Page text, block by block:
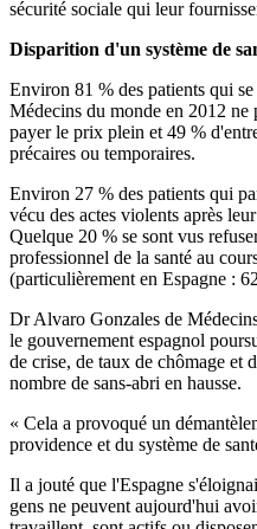
sécurité sociale qui leur
Disparition d'un système de
Environ 81 % des patients qui
Médecins du monde en 2012 ne
payer le prix plein et 49 %
précaires ou temporaires.
Environ 27 % des patients qui
vécu des actes violents après
Quelque 20 % se sont vus
professionnel de la santé au
(particulièrement en Espagne :
Dr Alvaro Gonzales de
le gouvernement espagnol
de crise, de taux de chômage et
nombre de sans-abri en hausse.
« Cela a provoqué un
providence et du système de
Il a jouté que l'Espagne
gens ne peuvent aujourd'hui